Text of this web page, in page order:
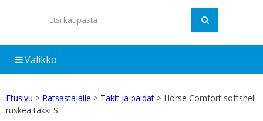
Valikko
Etusivu > Ratsastajalle > Takit ja paidat > Horse Comfort softshell
ruskea takki S